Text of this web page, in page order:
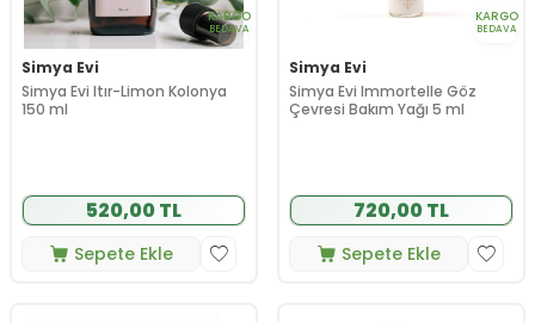
KARGO
BEDAVA
Simya Evi
Simya Evi Itır-Limon Kolonya
150 ml
520,00 TL
Sepete Ekle
KARGO
BEDAVA
Simya Evi
Simya Evi Immortelle Göz
Çevresi Bakım Yağı 5 ml
720,00 TL
Sepete Ekle